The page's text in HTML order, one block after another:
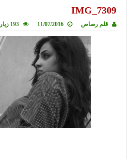
IMG_7309
قلم رصاص 11/07/2016 193 زيارة